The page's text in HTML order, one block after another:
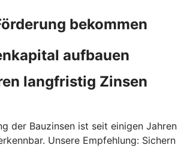
bekommen
aufbauen
langfristig Zinsen
der Bauzinsen ist seit einigen Jahren
Unsere Empfehlung: Sichern